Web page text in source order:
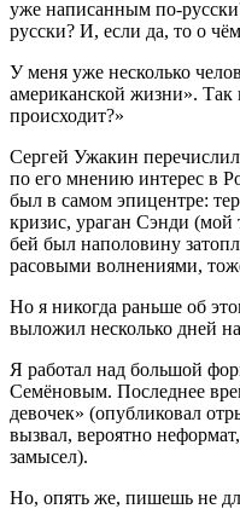
уже написанным по-
русски? И, если да, то о
У меня уже несколько
американской жизни». Так
происходит?»
Сергей Ужакин
по его мнению интерес в
был в самом эпицентре:
кризис, ураган Сэнди
бей был наполовину
расовыми волнениями,
Но я никогда раньше об
выложил несколько дней
Я работал над большой
Семёновым. Последнее
девочек» (опубликовал
вызвал, вероятно
замысел).
Но, опять же, пишешь не